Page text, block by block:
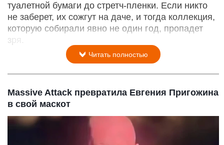
туалетной бумаги до стретч-пленки. Если никто
не заберет, их сожгут на даче, и тогда коллекция,
которую собирали явно не один год, пропадет
зря.
Читать полностью
Massive Attack превратила Евгения Пригожина
в свой маскот